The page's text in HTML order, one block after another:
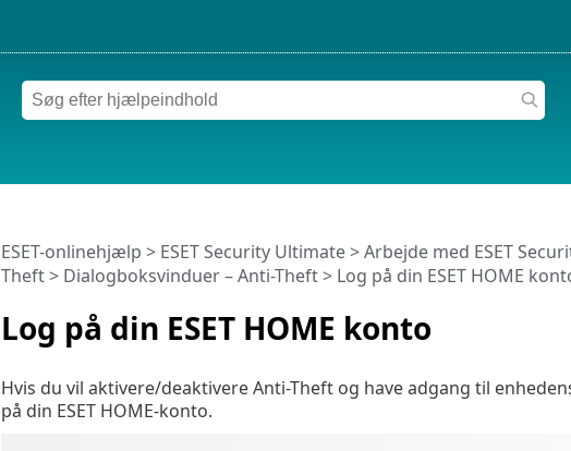
Log på din ESET HOME konto
ESET-onlinehjælp > ESET Security Ultimate>Arbejde med ESET
Theft> Dialogboksvinduer – Anti-Theft > Log på din ESET HOME
Hvis du vil aktivere/deaktivere Anti-Theft og have adgang til
på din ESET HOME-konto.